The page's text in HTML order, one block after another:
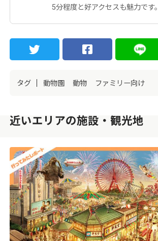
5分程度と好アクセスも魅力です。
タグ 動物園 動物 ファミリー向け
近いエリアの施設・観光地